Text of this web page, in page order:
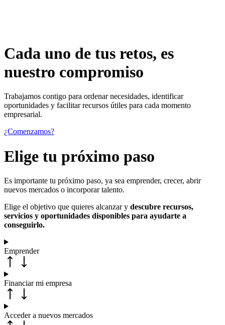
Cada uno de tus retos, es
nuestro compromiso
Trabajamos contigo para ordenar necesidades, identificar
oportunidades y facilitar recursos útiles para cada momento
empresarial.
¿Comenzamos?
Elige tu próximo paso
Es importante tu próximo paso, ya sea emprender, crecer, abrir
nuevos mercados o incorporar talento.
Elige el objetivo que quieres alcanzar y descubre recursos,
servicios y oportunidades disponibles para ayudarte a
conseguirlo.
Emprender
Financiar mi empresa
Acceder a nuevos mercados